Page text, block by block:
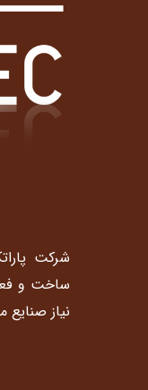
ساخت و
نیاز